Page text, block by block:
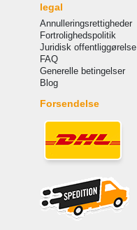
legal
Annulleringsrettigheder
Fortrolighedspolitik
Juridisk offentliggørelse
FAQ
Generelle betingelser
Blog
Forsendelse